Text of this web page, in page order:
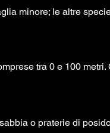
minore; le altre
tra 0 e 100
o praterie di